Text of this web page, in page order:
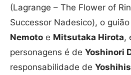
(Lagrange – The Flower of
Successor Nadesico), o
Nemoto e Mitsutaka Hirota,
personagens é de Yoshinori
responsabilidade de